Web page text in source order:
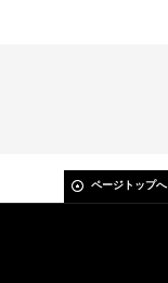
ページトップへ